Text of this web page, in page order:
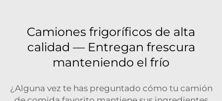
Camiones frigoríficos de alta
calidad — Entregan frescura
manteniendo el frío
¿Alguna vez te has preguntado cómo tu camión